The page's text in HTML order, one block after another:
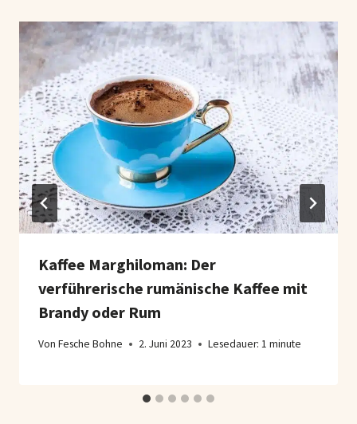
Kaffee Marghiloman: Der
verführerische rumänische Kaffee mit
Brandy oder Rum
Von Fesche Bohne 2. Juni 2023 Lesedauer: 1minute